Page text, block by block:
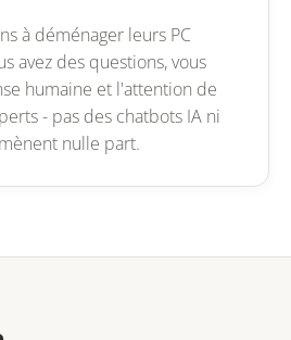
à déménager leurs PC
avez des questions, vous
humaine et l'attention de
- pas des chatbots IA ni
nulle part.